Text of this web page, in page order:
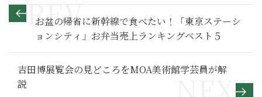
お盆の帰省に新幹線で食べたい！「東京ステーシ
ョンシティ」お弁当売上ランキングベスト５
吉田博展覧会の見どころをMOA美術館学芸員が解
説